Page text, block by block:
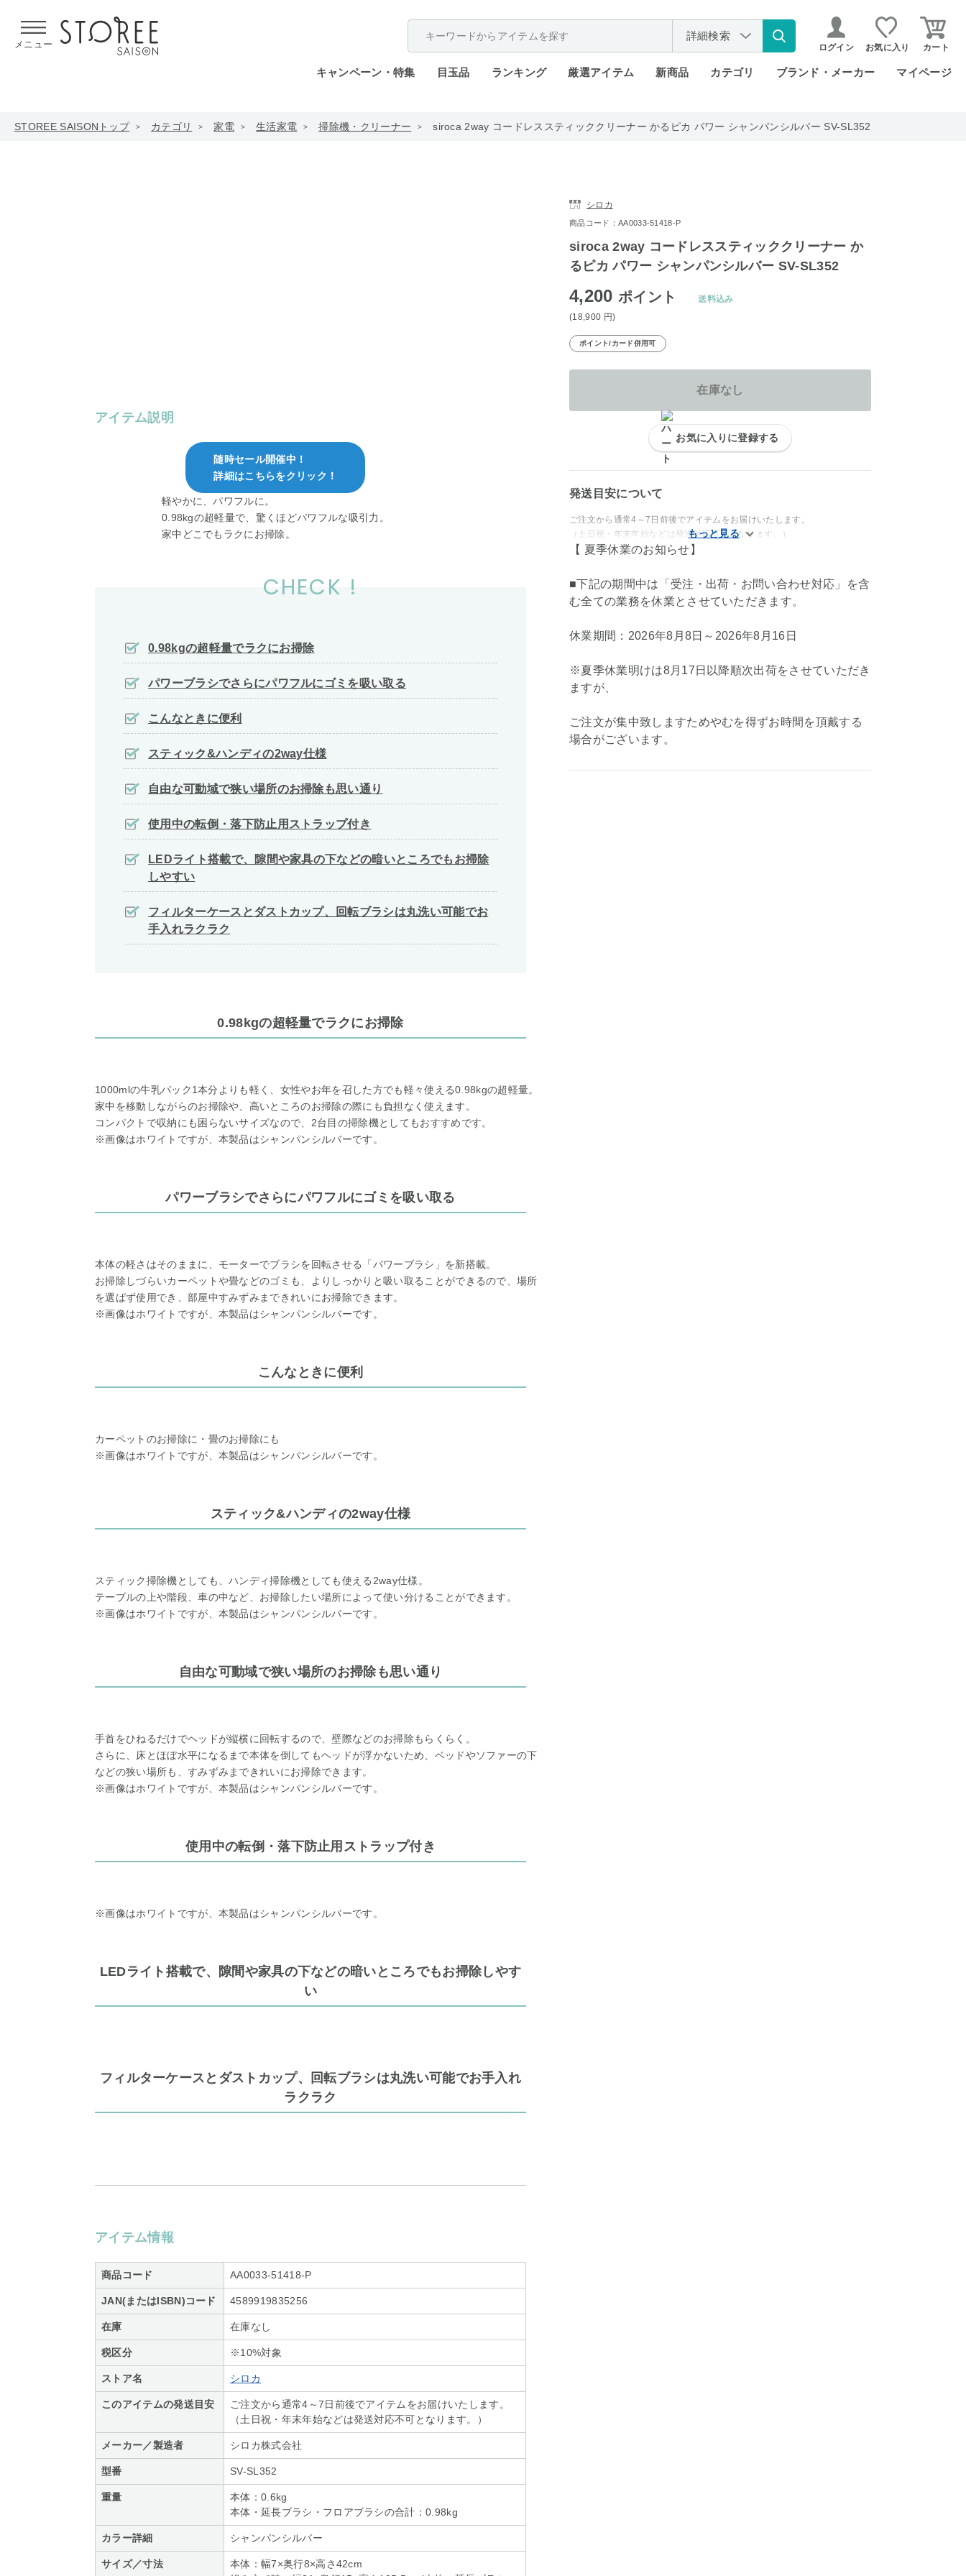
メニュー
詳細検索
ログイン お気に入り カート
キャンペーン・特集 目玉品 ランキング 厳選アイテム 新商品 カテゴリ ブランド・メーカー マイページ
STOREE SAISONトップ カテゴリ 家電 生活家電 掃除機・クリーナー siroca 2way コードレススティッククリーナー かるピカ パワー シャンパンシルバー SV-SL352
アイテム説明
随時セール開催中！
詳細はこちらをクリック！
軽やかに、パワフルに。
0.98kgの超軽量で、驚くほどパワフルな吸引力。
家中どこでもラクにお掃除。
CHECK !
0.98kgの超軽量でラクにお掃除
パワーブラシでさらにパワフルにゴミを吸い取る
こんなときに便利
スティック&ハンディの2way仕様
自由な可動域で狭い場所のお掃除も思い通り
使用中の転倒・落下防止用ストラップ付き
LEDライト搭載で、隙間や家具の下などの暗いところでもお掃除
しやすい
フィルターケースとダストカップ、回転ブラシは丸洗い可能でお
手入れラクラク
0.98kgの超軽量でラクにお掃除
1000mlの牛乳パック1本分よりも軽く、女性やお年を召した方でも軽々使える0.98kgの超軽量。
家中を移動しながらのお掃除や、高いところのお掃除の際にも負担なく使えます。
コンパクトで収納にも困らないサイズなので、2台目の掃除機としてもおすすめです。
※画像はホワイトですが、本製品はシャンパンシルバーです。
パワーブラシでさらにパワフルにゴミを吸い取る
本体の軽さはそのままに、モーターでブラシを回転させる「パワーブラシ」を新搭載。
お掃除しづらいカーペットや畳などのゴミも、よりしっかりと吸い取ることができるので、場所
を選ばず使用でき、部屋中すみずみまできれいにお掃除できます。
※画像はホワイトですが、本製品はシャンパンシルバーです。
こんなときに便利
カーペットのお掃除に・畳のお掃除にも
※画像はホワイトですが、本製品はシャンパンシルバーです。
スティック&ハンディの2way仕様
スティック掃除機としても、ハンディ掃除機としても使える2way仕様。
テーブルの上や階段、車の中など、お掃除したい場所によって使い分けることができます。
※画像はホワイトですが、本製品はシャンパンシルバーです。
自由な可動域で狭い場所のお掃除も思い通り
手首をひねるだけでヘッドが縦横に回転するので、壁際などのお掃除もらくらく。
さらに、床とほぼ水平になるまで本体を倒してもヘッドが浮かないため、ベッドやソファーの下
などの狭い場所も、すみずみまできれいにお掃除できます。
※画像はホワイトですが、本製品はシャンパンシルバーです。
使用中の転倒・落下防止用ストラップ付き
※画像はホワイトですが、本製品はシャンパンシルバーです。
LEDライト搭載で、隙間や家具の下などの暗いところでもお掃除しやす
い
フィルターケースとダストカップ、回転ブラシは丸洗い可能でお手入れ
ラクラク
アイテム情報
商品コード AA0033-51418-P
JAN(またはISBN)コード 4589919835256
在庫 在庫なし
税区分 ※10%対象
ストア名 シロカ
このアイテムの発送目安
ご注文から通常4～7日前後でアイテムをお届けいたします。
（土日祝・年末年始などは発送対応不可となります。）
メーカー／製造者 シロカ株式会社
型番 SV-SL352
重量
本体：0.6kg
本体・延長ブラシ・フロアブラシの合計：0.98kg
カラー詳細 シャンパンシルバー
サイズ／寸法
本体：幅7×奥行8×高さ42cm
シロカ
商品コード：AA0033-51418-P
siroca 2way コードレススティッククリーナー か
るピカ パワー シャンパンシルバー SV-SL352
4,200 ポイント
(18,900 円)
送料込み
ポイント/カード併用可
在庫なし
お気に入りに登録する
発送目安について
ご注文から通常4～7日前後でアイテムをお届けいたします。
（土日祝・年末年始などは発送対応不可となります。）
【 夏季休業のお知らせ】
■下記の期間中は「受注・出荷・お問い合わせ対応」を含
む全ての業務を休業とさせていただきます。
休業期間：2026年8月8日～2026年8月16日
※夏季休業明けは8月17日以降順次出荷をさせていただき
ますが、
ご注文が集中致しますためやむを得ずお時間を頂戴する
場合がございます。